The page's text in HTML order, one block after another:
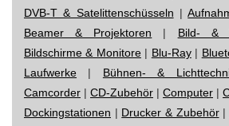
DVB-T & Satelittenschüsseln |
Beamer & Projektoren | Bild- &
Bildschirme & Monitore| Blu-Ray|
Laufwerke | Bühnen- &
Camcorder | CD-Zubehör | Computer |
Dockingstationen | Drucker & Zubehör|